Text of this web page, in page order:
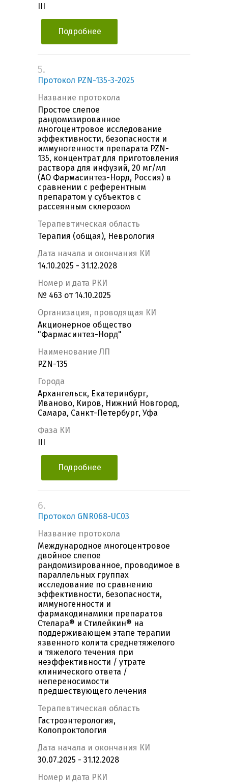
Подробнее
5.
Протокол PZN-135-3-2025
Название протокола
Простое слепое
рандомизированное
многоцентровое исследование
эффективности, безопасности и
иммуногенности препарата PZN-
135, концентрат для приготовления
раствора для инфузий, 20 мг/мл
(АО Фармасинтез-Норд, Россия) в
сравнении с референтным
препаратом у субъектов с
рассеянным склерозом
Терапевтическая область
Терапия (общая), Неврология
Дата начала и окончания КИ
14.10.2025 - 31.12.2028
Номер и дата РКИ
№ 463 от 14.10.2025
Организация, проводящая КИ
Акционерное общество
"Фармасинтез-Норд"
Наименование ЛП
PZN-135
Города
Архангельск, Екатеринбург,
Иваново, Киров, Нижний Новгород,
Самара, Санкт-Петербург, Уфа
Фаза КИ
Подробнее
6.
Протокол GNR068-UC03
Название протокола
Международное многоцентровое
двойное слепое
рандомизированное, проводимое в
параллельных группах
исследование по сравнению
эффективности, безопасности,
иммуногенности и
фармакодинамики препаратов
Стелара® и Стилейкин® на
поддерживающем этапе терапии
язвенного колита среднетяжелого
и тяжелого течения при
неэффективности / утрате
клинического ответа /
непереносимости
предшествующего лечения
Терапевтическая область
Гастроэнтерология,
Колопроктология
Дата начала и окончания КИ
30.07.2025 - 31.12.2028
Номер и дата РКИ